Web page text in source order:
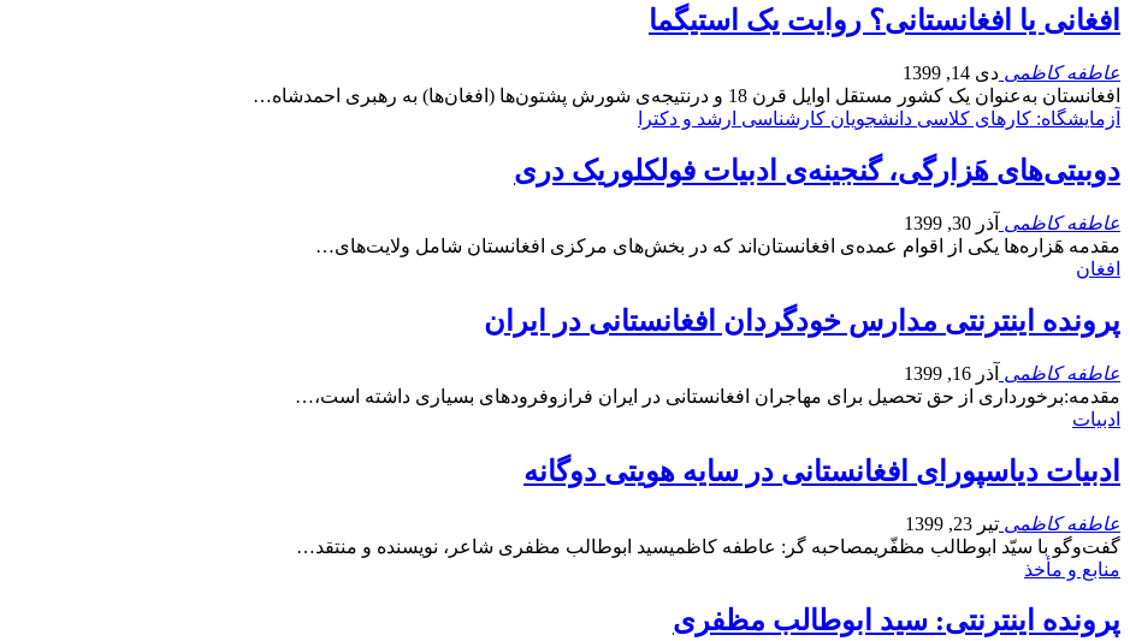
افغانی یا افغانستانی؟ روایت یک استیگما
عاطفه کاظمی دی 14, 1399
افغانستان به‌عنوان یک کشور مستقل اوایل قرن 18 و درنتیجه‌ی شورش پشتون‌ها (افغان‌ها) به رهبری احمدشاه…
آزمایشگاه: کارهای کلاسی دانشجویان کارشناسی ارشد و دکترا
دوبیتی‌های هَزارگی، گنجینه‌ی ادبیات فولکلوریک دری
عاطفه کاظمی آذر 30, 1399
مقدمه هَزاره‌ها یکی از اقوام عمده‌ی افغانستان‌اند که در بخش‌های مرکزی افغانستان شامل ولایت‌های…
افغان
پرونده‌ اینترنتی مدارس خودگردان افغانستانی در ایران
عاطفه کاظمی آذر 16, 1399
مقدمه:برخورداری از حق تحصیل برای مهاجران افغانستانی در ایران فرازوفرودهای بسیاری داشته است،…
ادبیات
ادبیات دیاسپورای افغانستانی در سایه هویتی دوگانه
عاطفه کاظمی تیر 23, 1399
گفت‌وگو با سیّد ابوطالب مظفّریمصاحبه گر: عاطفه کاظمیسید ابوطالب مظفری شاعر، نویسنده و منتقد…
منابع و مأخذ
پرونده اینترنتی: سید ابوطالب مظفری